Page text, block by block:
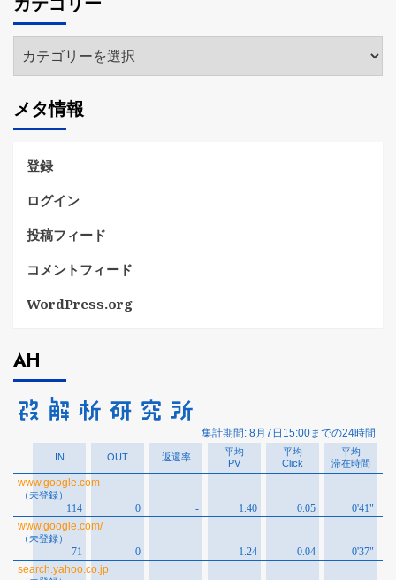
イ
ブ
テ
リ
ー
メタ情報
登録
ログイン
投稿フィード
コメントフィード
WordPress.org
AH